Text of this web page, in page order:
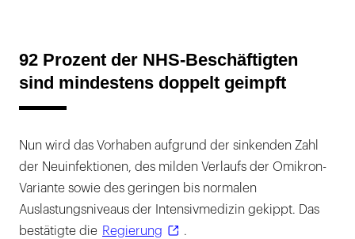
92 Prozent der NHS-Beschäftigten
sind mindestens doppelt geimpft
Nun wird das Vorhaben aufgrund der sinkenden Zahl
der Neuinfektionen, des milden Verlaufs der Omikron-
Variante sowie des geringen bis normalen
Auslastungsniveaus der Intensivmedizin gekippt. Das
bestätigte die Regierung .